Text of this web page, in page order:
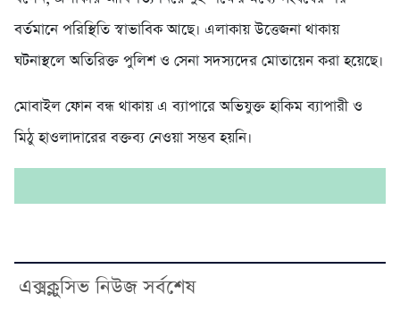
বর্তমানে পরিস্থিতি স্বাভাবিক আছে। এলাকায় উত্তেজনা থাকায়
ঘটনাস্থলে অতিরিক্ত পুলিশ ও সেনা সদস্যদের মোতায়েন করা হয়েছে।
মোবাইল ফোন বন্ধ থাকায় এ ব্যাপারে অভিযুক্ত হাকিম ব্যাপারী ও
মিঠু হাওলাদারের বক্তব্য নেওয়া সম্ভব হয়নি।
এক্সক্লুসিভ নিউজ সর্বশেষ